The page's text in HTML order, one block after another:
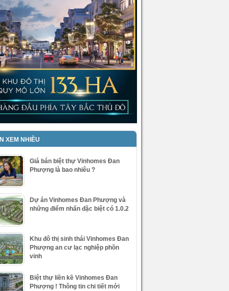
XEM NHIỀU
Giá bán biệt thự Vinhomes Đan
Phượng là bao nhiêu ?
Dự án Vinhomes Đan Phượng và
những điểm nhấn đặc biệt có 1.0.2
Khu đô thị sinh thái Vinhomes Đan
Phượng an cư lạc nghiệp phồn
vinh
Biệt thự liền kề Vinhomes Đan
Phượng ! Thông tin chi tiết mới